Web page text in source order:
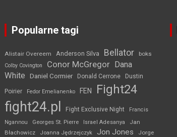
Popularne tagi
Alistair Overeem Anderson Silva Bellator boks
Colby Covington Conor McGregor Dana
White
Daniel Cormier Donald Cerrone Dustin
Poirier Fedor Emelianenko FEN Fight24
fight24.pl Fight Exclusive Night
Francis
Ngannou
Georges St. Pierre Israel Adesanya
Jan
Błachowicz
Joanna Jędrzejczyk Jon Jones
Jorge